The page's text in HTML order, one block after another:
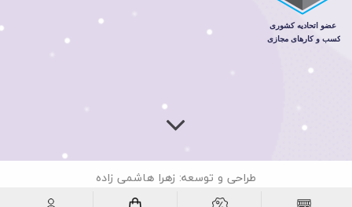
طراحی و توسعه: زهرا هاشمی زاده